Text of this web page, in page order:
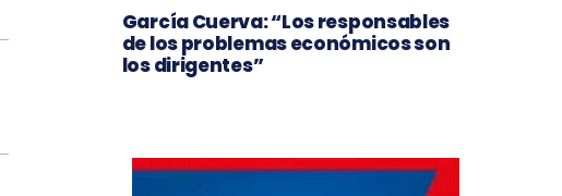
García Cuerva: “Los responsables
de los problemas económicos son
los dirigentes”